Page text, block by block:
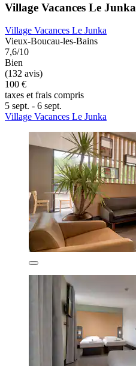
Village Vacances Le Junka
Village Vacances Le Junka
Vieux-Boucau-les-Bains
7,6/10
Bien
(132 avis)
100 €
taxes et frais compris
5 sept. - 6 sept.
Village Vacances Le Junka